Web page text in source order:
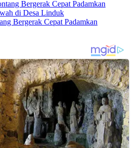
Bergerak Cepat Padamkan